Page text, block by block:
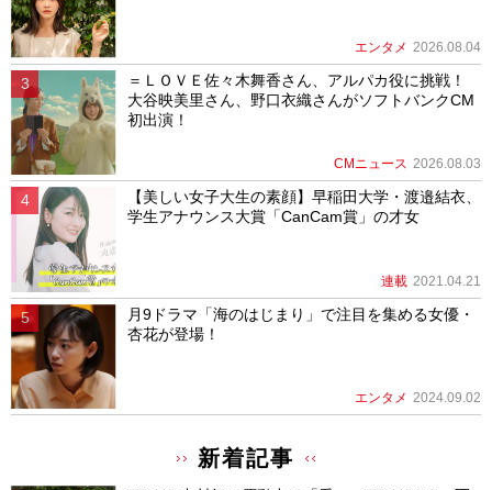
エンタメ 2026.08.04
＝ＬＯＶＥ佐々木舞香さん、アルパカ役に挑戦！
大谷映美里さん、野口衣織さんがソフトバンクCM
初出演！
CMニュース 2026.08.03
【美しい女子大生の素顔】早稲田大学・渡邉結衣、
学生アナウンス大賞「CanCam賞」の才女
連載 2021.04.21
月9ドラマ「海のはじまり」で注目を集める女優・
杏花が登場！
エンタメ 2024.09.02
新着記事